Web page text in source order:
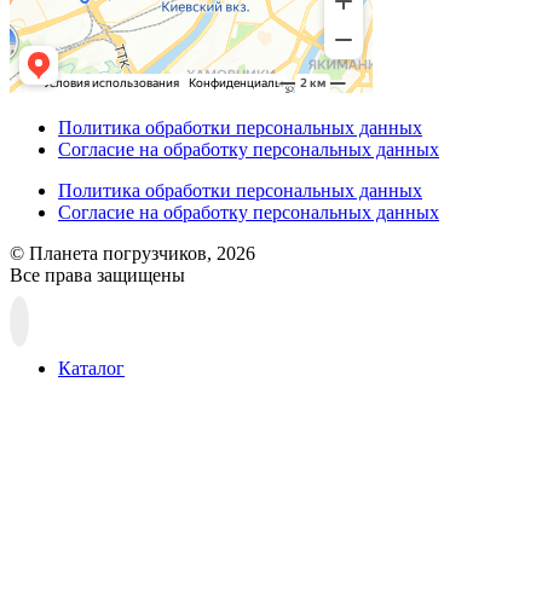
Политика обработки персональных данных
Согласие на обработку персональных данных
Политика обработки персональных данных
Согласие на обработку персональных данных
© Планета погрузчиков, 2026
Все права защищены
Каталог